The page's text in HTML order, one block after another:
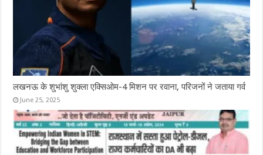
लखनऊ के शुभांशु शुक्ला एक्सिओम-4 मिशन पर रवाना, परिजनों ने जताया गर्व
June 25, 2025